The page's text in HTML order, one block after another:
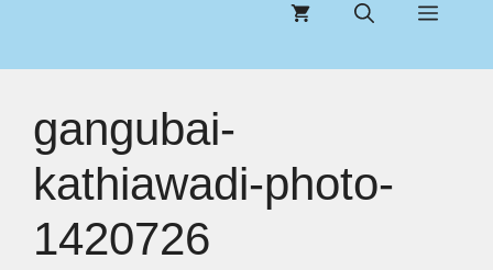
Menu
gangubai-
kathiawadi-photo-
1420726